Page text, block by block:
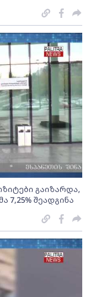
გაიზარდა,
შეადგინა